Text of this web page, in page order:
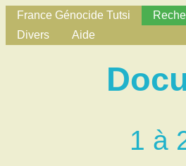
France Génocide Tutsi
Divers
Aide
1 à